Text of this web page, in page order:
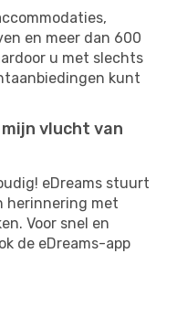
en meer dan 600
u met slechts
kunt
vlucht van
eDreams stuurt
herinnering met
Voor snel en
de eDreams-app